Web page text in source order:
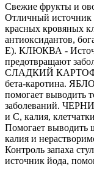
Свежие фрукты и
Отличный источник
красных кровяных
антиоксидантов,
E). КЛЮКВА -
предотвращают
СЛАДКИЙ
бета-каротина.
помогает выводить
заболеваний.
и C, калия,
Помогает
калия и
Контроль запаха
источник йода,